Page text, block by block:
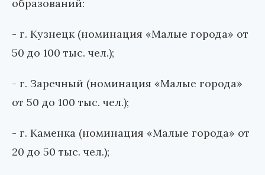
образований:
- г. Кузнецк (номинация «Малые города» от
50 до 100 тыс. чел.);
- г. Заречный (номинация «Малые города»
от 50 до 100 тыс. чел.);
- г. Каменка (номинация «Малые города» от
20 до 50 тыс. чел.);